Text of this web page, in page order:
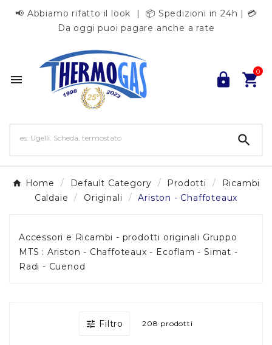
📢 Abbiamo rifatto il look | 📦 Spedizioni in 24h | 💳
Da oggi puoi pagare anche a rate
  
0

Home Default Category Prodotti
Ricambi
Caldaie
Originali Ariston - Chaffoteaux
Accessori e Ricambi - prodotti originali Gruppo
MTS : Ariston - Chaffoteaux - Ecoflam - Simat -
Radi - Cuenod
 Filtro 208 prodotti